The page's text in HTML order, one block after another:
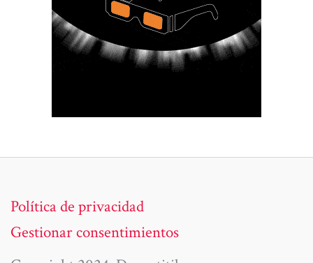
Política de privacidad
Gestionar consentimientos